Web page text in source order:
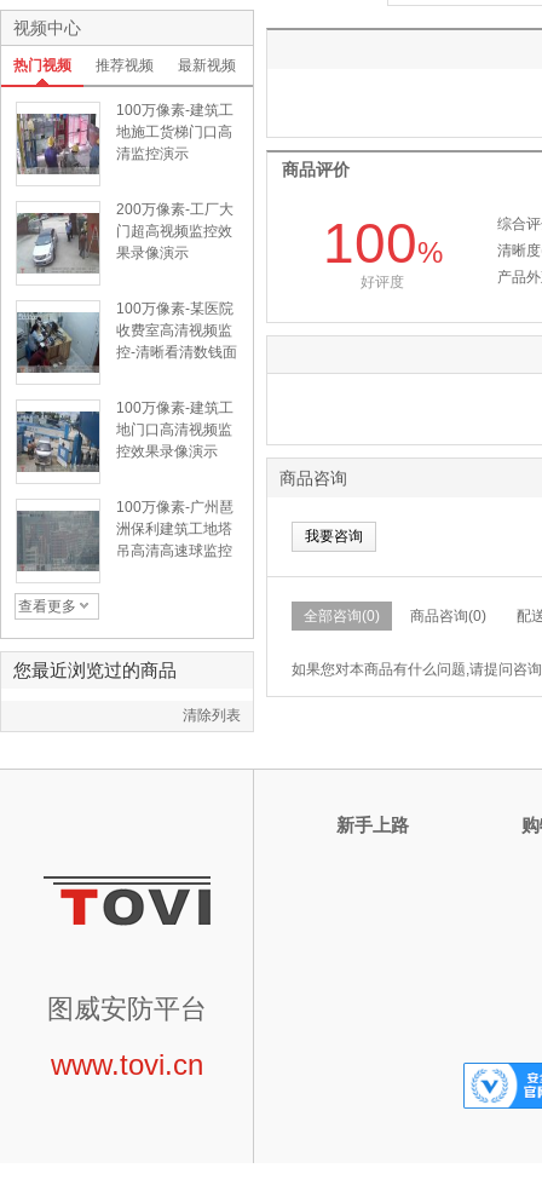
视频中心
热门视频 推荐视频 最新视频
100万像素-建筑工
地施工货梯门口高
清监控演示
200万像素-工厂大
门超高视频监控效
果录像演示
100万像素-某医院
收费室高清视频监
控-清晰看清数钱面
100万像素-建筑工
地门口高清视频监
控效果录像演示
100万像素-广州琶
洲保利建筑工地塔
吊高清高速球监控
查看更多
您最近浏览过的商品
清除列表
商品评价
100%
好评度
综合
清晰度
产品
商品咨询
我要咨询
全部咨询(0) 商品咨询(0) 配
如果您对本商品有什么问题,请提问咨
图威安防平台
www.tovi.cn
新手上路